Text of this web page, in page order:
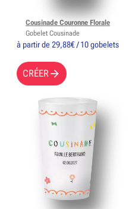
à partir de 29,88€ / 10 gobelets
CRÉER
Cousinade Couronne Florale
Gobelet Cousinade